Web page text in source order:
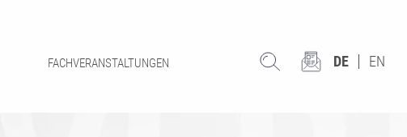
FACHVERANSTALTUNGEN DE EN